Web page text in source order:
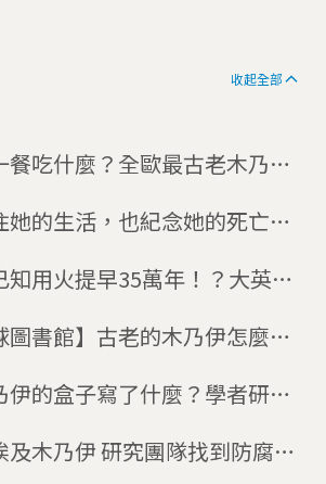
收起全部
餐吃什麼？全歐最古老木乃伊
她的生活，也紀念她的死亡」
知用火提早35萬年！？大英博
圖書館】古老的木乃伊怎麼能
秘密
伊的盒子寫了什麼？學者研發
研究團隊找到防腐秘